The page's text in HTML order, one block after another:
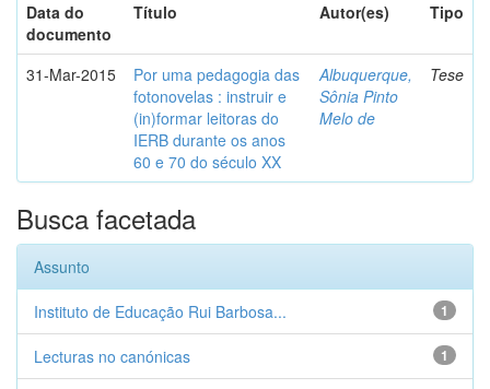
Data do
documento
Título Autor(es) Tipo
31-Mar-2015
Por uma pedagogia das
fotonovelas : instruir e
(in)formar leitoras do
IERB durante os anos
60 e 70 do século XX
Albuquerque,
Sônia Pinto
Melo de
Tese
Busca facetada
Assunto
1
Instituto de Educação Rui Barbosa...
1
Lecturas no canónicas